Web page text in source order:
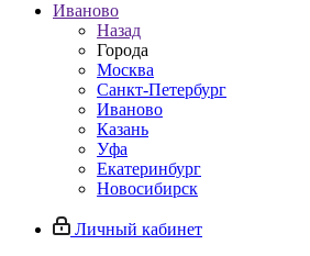
Иваново
Назад
Города
Москва
Санкт-Петербург
Иваново
Казань
Уфа
Екатеринбург
Новосибирск
Личный кабинет